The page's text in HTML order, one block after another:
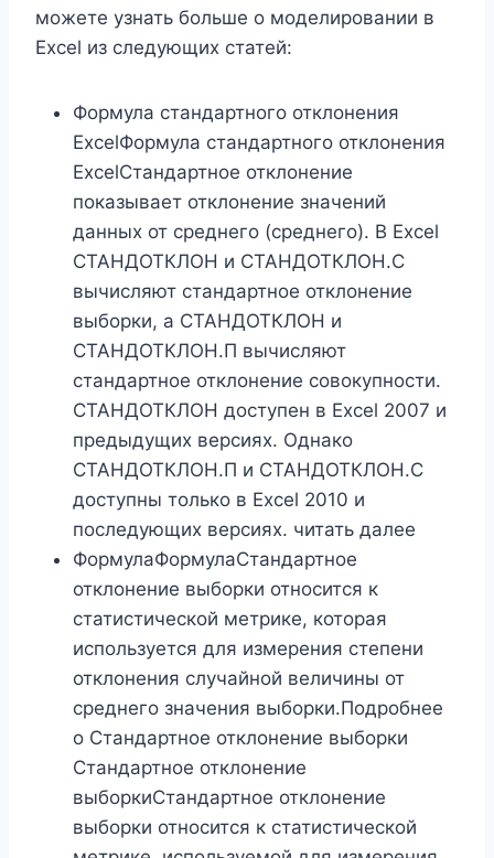
можете узнать больше о моделировании в
Excel из следующих статей:
Формула стандартного отклонения
ExcelФормула стандартного отклонения
ExcelСтандартное отклонение
показывает отклонение значений
данных от среднего (среднего). В Excel
СТАНДОТКЛОН и СТАНДОТКЛОН.С
вычисляют стандартное отклонение
выборки, а СТАНДОТКЛОН и
СТАНДОТКЛОН.П вычисляют
стандартное отклонение совокупности.
СТАНДОТКЛОН доступен в Excel 2007 и
предыдущих версиях. Однако
СТАНДОТКЛОН.П и СТАНДОТКЛОН.С
доступны только в Excel 2010 и
последующих версиях. читать далее
ФормулаФормулаСтандартное
отклонение выборки относится к
статистической метрике, которая
используется для измерения степени
отклонения случайной величины от
среднего значения выборки.Подробнее
о Стандартное отклонение выборки
Стандартное отклонение
выборкиСтандартное отклонение
выборки относится к статистической